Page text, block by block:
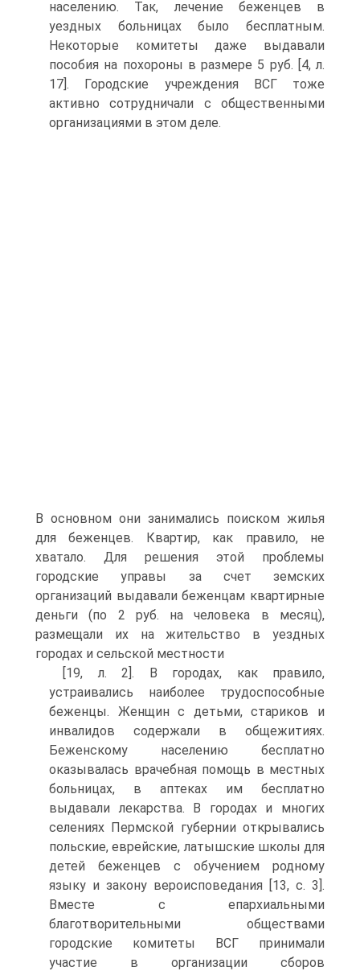
населению. Так, лечение беженцев в
уездных больницах было бесплатным.
Некоторые комитеты даже выдавали
пособия на похороны в размере 5 руб. [4, л.
17]. Городские учреждения ВСГ тоже
активно сотрудничали с общественными
организациями в этом деле.
В основном они занимались поиском жилья
для беженцев. Квартир, как правило, не
хватало. Для решения этой проблемы
городские управы за счет земских
организаций выдавали беженцам квартирные
деньги (по 2 руб. на человека в месяц),
размещали их на жительство в уездных
городах и сельской местности
[19, л. 2]. В городах, как правило,
устраивались наиболее трудоспособные
беженцы. Женщин с детьми, стариков и
инвалидов содержали в общежитиях.
Беженскому населению бесплатно
оказывалась врачебная помощь в местных
больницах, в аптеках им бесплатно
выдавали лекарства. В городах и многих
селениях Пермской губернии открывались
польские, еврейские, латышские школы для
детей беженцев с обучением родному
языку и закону вероисповедания [13, c. 3].
Вместе с епархиальными
благотворительными обществами
городские комитеты ВСГ принимали
участие в организации сборов